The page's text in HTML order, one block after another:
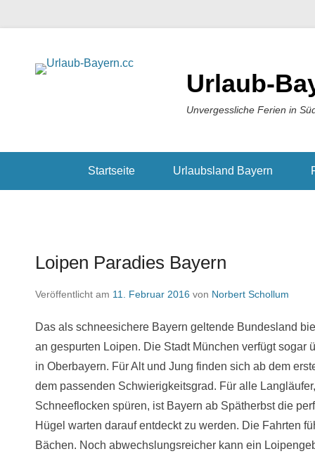
Urlaub-
Unvergessliche Ferien in
Startseite Urlaubsland Bayern
Loipen Paradies Bayern
Veröffentlicht am 11. Februar 2016 von Norbert Schollum
Das als schneesichere Bayern geltende Bundesland
an gespurten Loipen. Die Stadt München verfügt sogar
in Oberbayern. Für Alt und Jung finden sich ab dem
dem passenden Schwierigkeitsgrad. Für alle
Schneeflocken spüren, ist Bayern ab Spätherbst die
Hügel warten darauf entdeckt zu werden. Die Fahrten
Bächen. Noch abwechslungsreicher kann ein